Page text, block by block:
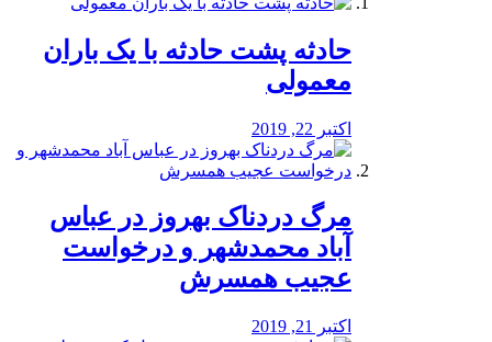
️حادثه پشت حادثه با یک باران
معمولی
اکتبر 22, 2019
مرگ دردناک بهروز در عباس
آباد محمدشهر و درخواست
عجیب همسرش
اکتبر 21, 2019